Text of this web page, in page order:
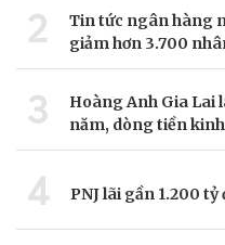
2
Tin tức ngân hàng
giảm hơn 3.700
3
Hoàng Anh Gia Lai
năm, dòng tiền
4 PNJ lãi gần 1.200